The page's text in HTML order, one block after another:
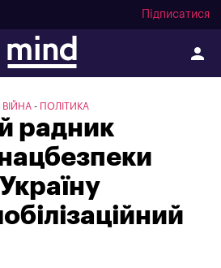
Підписатися
ВІЙНА ПОЛІТИКА
радник